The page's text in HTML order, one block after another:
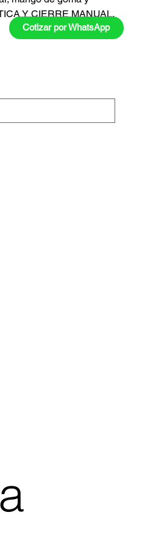
Y CIERRE MANUAL.
Cotizar por WhatsApp